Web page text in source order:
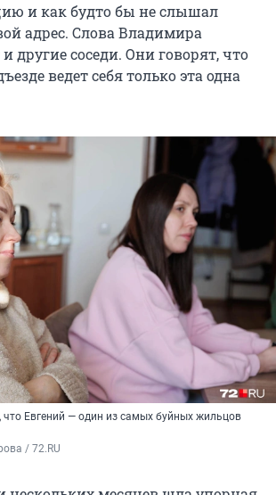
и как будто бы не слышал
адрес. Слова Владимира
другие соседи. Они говорят, что
ведет себя только эта одна
что Евгений — один из самых буйных жильцов
/ 72.RU